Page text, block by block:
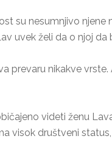
su nesumnjivo
uvek želi da o njoj
prevaru nikakve
videti ženu
visok društveni